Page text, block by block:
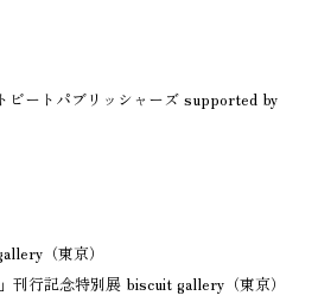
ビートパブリッシャーズ supported by
（東京）
行記念特別展 biscuit gallery（東京）